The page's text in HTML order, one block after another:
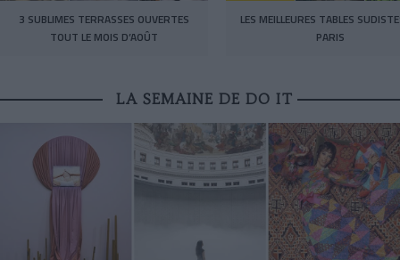
3 SUBLIMES TERRASSES OUVERTES
TOUT LE MOIS D’AOÛT
LES MEILLEURES TABLES
PARIS
LA SEMAINE DE DO IT